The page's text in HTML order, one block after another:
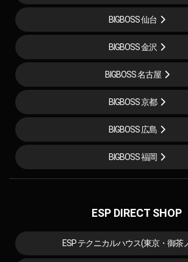
BIGBOSS 仙台
BIGBOSS 金沢
BIGBOSS 名古屋
BIGBOSS 京都
BIGBOSS 広島
BIGBOSS 福岡
ESP DIRECT SHOP
ESP テクニカルハウス(東京・御茶